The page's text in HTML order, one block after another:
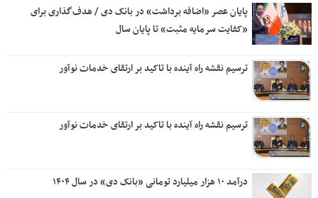
پایان عصر «اضافه برداشت» در بانک دی / هدف‌گذاری برای
«کفایت سرمایه مثبت» تا پایان سال
ترسیم نقشه راه آینده با تاکید بر ارتقای خدمات نوآور
ترسیم نقشه راه آینده با تاکید بر ارتقای خدمات نوآور
درآمد ۱۰ هزار میلیارد تومانی «بانک دی» در سال ۱۴۰۴